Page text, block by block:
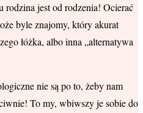
rodzina jest od rodzenia! Ocierać
byle znajomy, który akurat
łóżka, albo inna „alternatywa
nie są po to, żeby nam
To my, wbiwszy je sobie do